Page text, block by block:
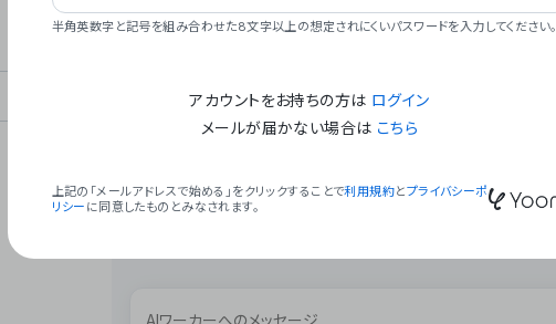
### 会社概要
半角英数字と記号を組み合わせた8文字以上の想定されにくいパスワードを入力してください。
アカウントをお持ちの方は ログイン
メールが届かない場合は こちら
上記の「メールアドレスで始める」をクリックすることで利用規約とプライバシーポ
リシー に同意したものとみなされます。